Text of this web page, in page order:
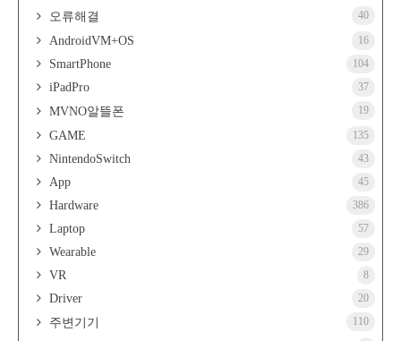
오류해결 40
AndroidVM+OS 16
SmartPhone 104
iPadPro 37
MVNO알뜰폰 19
GAME 135
NintendoSwitch 43
App 45
Hardware 386
Laptop 57
Wearable 29
VR 8
Driver 20
주변기기 110